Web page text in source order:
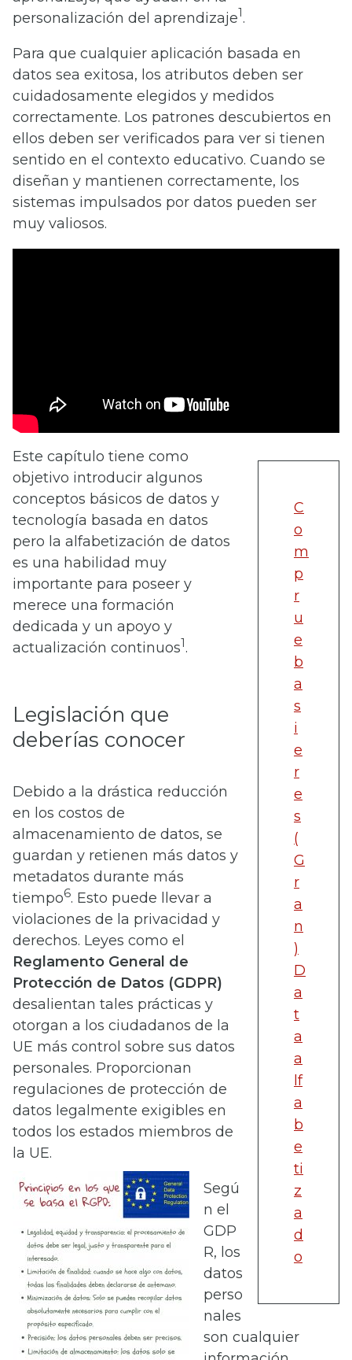
personalización del aprendizaje1 .
Para que cualquier aplicación basada en
datos sea exitosa, los atributos deben ser
cuidadosamente elegidos y medidos
correctamente. Los patrones descubiertos en
ellos deben ser verificados para ver si tienen
sentido en el contexto educativo. Cuando se
diseñan y mantienen correctamente, los
sistemas impulsados por datos pueden ser
muy valiosos.
C
o
m
p
r
u
e
b
a
s
i
e
r
e
s
(
G
r
a
n
)
D
a
t
a
a
lf
a
b
e
ti
z
a
d
o
Este capítulo tiene como
objetivo introducir algunos
conceptos básicos de datos y
tecnología basada en datos
pero la alfabetización de datos
es una habilidad muy
importante para poseer y
merece una formación
dedicada y un apoyo y
actualización continuos1.
Legislación que
deberías conocer
Debido a la drástica reducción
en los costos de
almacenamiento de datos, se
guardan y retienen más datos y
metadatos durante más
tiempo6. Esto puede llevar a
violaciones de la privacidad y
derechos. Leyes como el
Reglamento General de
Protección de Datos (GDPR)
desalientan tales prácticas y
otorgan a los ciudadanos de la
UE más control sobre sus datos
personales. Proporcionan
regulaciones de protección de
datos legalmente exigibles en
todos los estados miembros de
la UE.
Segú
n el
GDP
R, los
datos
perso
nales
son cualquier